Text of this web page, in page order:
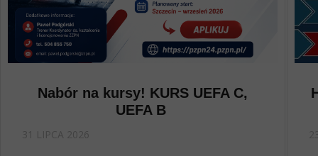
Nabór na kursy! KURS UEFA C,
UEFA B
31 LIPCA 2026